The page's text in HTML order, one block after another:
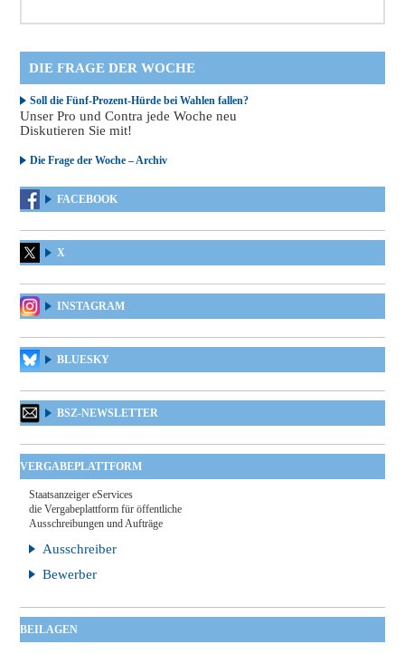
DIE FRAGE DER WOCHE
Soll die Fünf-Prozent-Hürde bei Wahlen fallen?
Unser Pro und Contra jede Woche neu
Diskutieren Sie mit!
Die Frage der Woche – Archiv
FACEBOOK
X
INSTAGRAM
BLUESKY
BSZ-NEWSLETTER
VERGABEPLATTFORM
Staatsanzeiger eServices
die Vergabeplattform für öffentliche
Ausschreibungen und Aufträge
Ausschreiber
Bewerber
BEILAGEN